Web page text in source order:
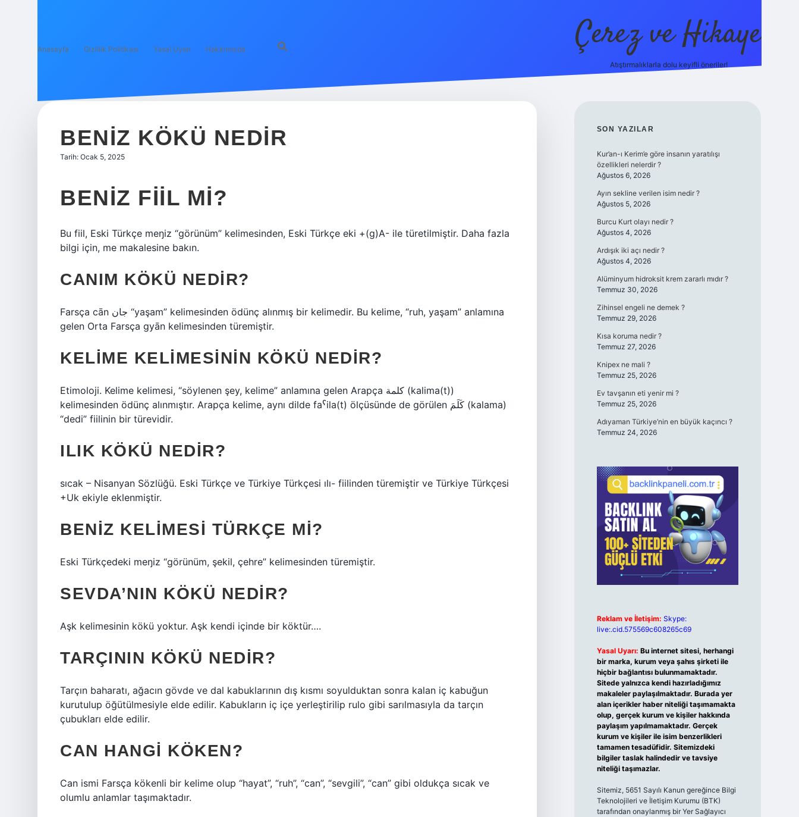
Anasayfa Gizlilik Politikası Yasal Uyarı Hakkımızda Çerez ve Hikaye
Atıştırmalıklarla dolu keyifli öneriler!
BENIZ KÖKÜ NEDIR
Tarih: Ocak 5, 2025
BENIZ FIIL MI?
Bu fiil, Eski Türkçe meŋiz “görünüm” kelimesinden, Eski Türkçe eki +(g)A- ile türetilmiştir. Daha fazla
bilgi için, me makalesine bakın.
CANIM KÖKÜ NEDIR?
Farsça cān جان “yaşam” kelimesinden ödünç alınmış bir kelimedir. Bu kelime, “ruh, yaşam” anlamına
gelen Orta Farsça gyān kelimesinden türemiştir.
KELIME KELIMESININ KÖKÜ NEDIR?
Etimoloji. Kelime kelimesi, “söylenen şey, kelime” anlamına gelen Arapça كلمة (kalima(t))
kelimesinden ödünç alınmıştır. Arapça kelime, aynı dilde faˁila(t) ölçüsünde de görülen كَلَمَ (kalama)
“dedi” fiilinin bir türevidir.
ILIK KÖKÜ NEDIR?
sıcak – Nisanyan Sözlüğü. Eski Türkçe ve Türkiye Türkçesi ılı- fiilinden türemiştir ve Türkiye Türkçesi
+Uk ekiyle eklenmiştir.
BENIZ KELIMESI TÜRKÇE MI?
Eski Türkçedeki meŋiz “görünüm, şekil, çehre” kelimesinden türemiştir.
SEVDA’NIN KÖKÜ NEDIR?
Aşk kelimesinin kökü yoktur. Aşk kendi içinde bir köktür….
TARÇININ KÖKÜ NEDIR?
Tarçın baharatı, ağacın gövde ve dal kabuklarının dış kısmı soyulduktan sonra kalan iç kabuğun
kurutulup öğütülmesiyle elde edilir. Kabukların iç içe yerleştirilip rulo gibi sarılmasıyla da tarçın
çubukları elde edilir.
CAN HANGI KÖKEN?
Can ismi Farsça kökenli bir kelime olup “hayat”, “ruh”, “can”, “sevgili”, “can” gibi oldukça sıcak ve
olumlu anlamlar taşımaktadır.
SIDEBAR
SON YAZILAR
Kur’an-ı Kerim’e göre insanın yaratılışı
özellikleri nelerdir ?
Ağustos 6, 2026
Ayın sekline verilen isim nedir ?
Ağustos 5, 2026
Burcu Kurt olayı nedir ?
Ağustos 4, 2026
Ardışık iki açı nedir ?
Ağustos 4, 2026
Alüminyum hidroksit krem zararlı mıdır ?
Temmuz 30, 2026
Zihinsel engeli ne demek ?
Temmuz 29, 2026
Kısa koruma nedir ?
Temmuz 27, 2026
Knipex ne mali ?
Temmuz 25, 2026
Ev tavşanın eti yenir mi ?
Temmuz 25, 2026
Adıyaman Türkiye’nin en büyük kaçıncı ?
Temmuz 24, 2026
Reklam ve İletişim: Skype:
live:.cid.575569c608265c69
Yasal Uyarı: Bu internet sitesi, herhangi
bir marka, kurum veya şahıs şirketi ile
hiçbir bağlantısı bulunmamaktadır.
Sitede yalnızca kendi hazırladığımız
makaleler paylaşılmaktadır. Burada yer
alan içerikler haber niteliği taşımamakta
olup, gerçek kurum ve kişiler hakkında
paylaşım yapılmamaktadır. Gerçek
kurum ve kişiler ile isim benzerlikleri
tamamen tesadüfidir. Sitemizdeki
bilgiler taslak halindedir ve tavsiye
niteliği taşımazlar.
Sitemiz, 5651 Sayılı Kanun gereğince Bilgi
Teknolojileri ve İletişim Kurumu (BTK)
tarafından onaylanmış bir Yer Sağlayıcı